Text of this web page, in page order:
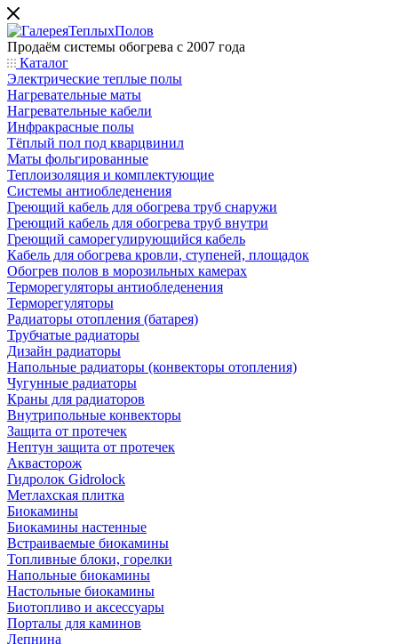
Продаём системы обогрева с 2007 года
Каталог
Электрические теплые полы
Нагревательные маты
Нагревательные кабели
Инфракрасные полы
Тёплый пол под кварцвинил
Маты фольгированные
Теплоизоляция и комплектующие
Системы антиобледенения
Греющий кабель для обогрева труб снаружи
Греющий кабель для обогрева труб внутри
Греющий саморегулирующийся кабель
Кабель для обогрева кровли, ступеней, площадок
Обогрев полов в морозильных камерах
Терморегуляторы антиобледенения
Терморегуляторы
Радиаторы отопления (батарея)
Трубчатые радиаторы
Дизайн радиаторы
Напольные радиаторы (конвекторы отопления)
Чугунные радиаторы
Краны для радиаторов
Внутрипольные конвекторы
Защита от протечек
Нептун защита от протечек
Аквасторож
Гидролок Gidrolock
Метлахская плитка
Биокамины
Биокамины настенные
Встраиваемые биокамины
Топливные блоки, горелки
Напольные биокамины
Настольные биокамины
Биотопливо и аксессуары
Порталы для каминов
Лепнина